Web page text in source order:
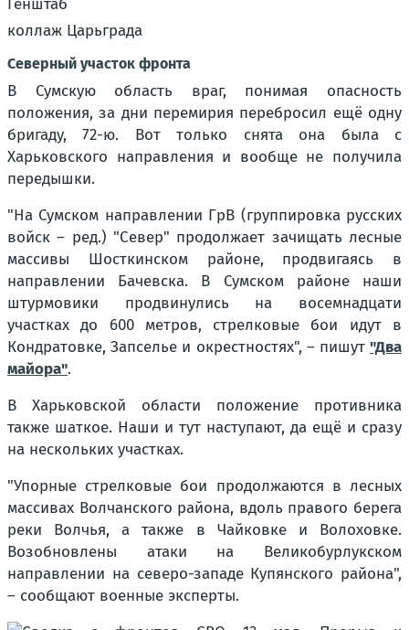
коллаж Царьграда
Северный участок фронта
В Сумскую область враг, понимая опасность
положения, за дни перемирия перебросил ещё одну
бригаду, 72-ю. Вот только снята она была с
Харьковского направления и вообще не получила
передышки.
"На Сумском направлении ГрВ (группировка русских
войск – ред.) "Север" продолжает зачищать лесные
массивы Шосткинском районе, продвигаясь в
направлении Бачевска. В Сумском районе наши
штурмовики продвинулись на восемнадцати
участках до 600 метров, стрелковые бои идут в
Кондратовке, Запселье и окрестностях", – пишут "Два
майора".
В Харьковской области положение противника
также шаткое. Наши и тут наступают, да ещё и сразу
на нескольких участках.
"Упорные стрелковые бои продолжаются в лесных
массивах Волчанского района, вдоль правого берега
реки Волчья, а также в Чайковке и Волоховке.
Возобновлены атаки на Великобурлукском
направлении на северо-западе Купянского района",
– сообщают военные эксперты.